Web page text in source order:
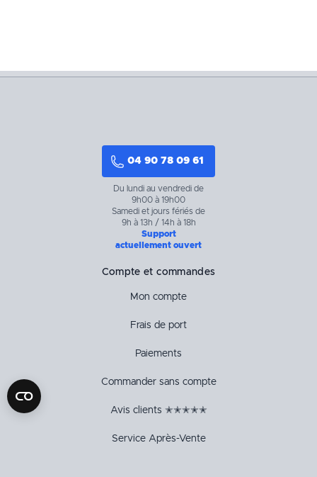
04 90 78 09 61
Du lundi au vendredi de
9h00 à 19h00
Samedi et jours fériés de
9h à 13h / 14h à 18h
Support
actuellement ouvert
Compte et commandes
Mon compte
Frais de port
Paiements
Commander sans compte
Avis clients ✭✭✭✭✭
Service Après-Vente